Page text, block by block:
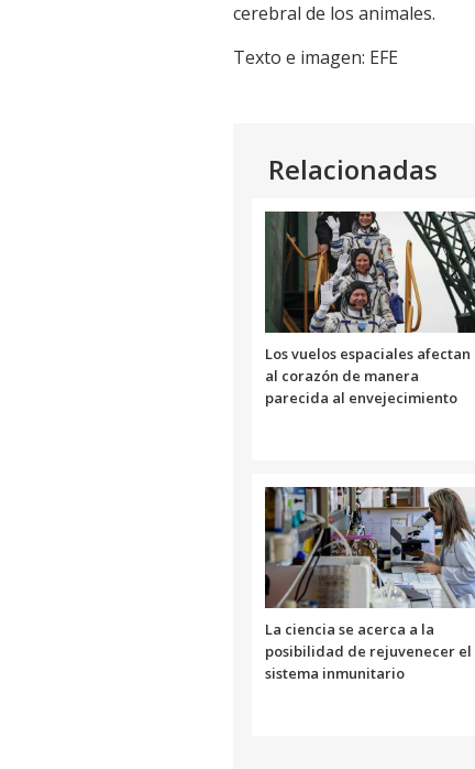
cerebral de los animales.
Texto e imagen: EFE
Relacionadas
Los vuelos espaciales afectan
al corazón de manera
parecida al envejecimiento
La ciencia se acerca a la
posibilidad de rejuvenecer el
sistema inmunitario